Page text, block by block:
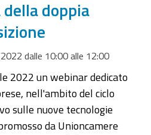
doppia
dalle 10:00alle 12:00
2022 un webinar dedicato
nell'ambito del ciclo
sulle nuove tecnologie
da Unioncamere